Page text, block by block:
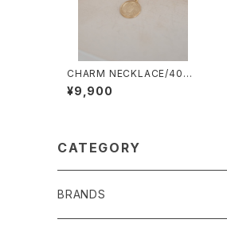
CHARM NECKLACE/4039
＃2/ゴールドチャームネックレ
ス マリア
¥9,900
CATEGORY
BRANDS